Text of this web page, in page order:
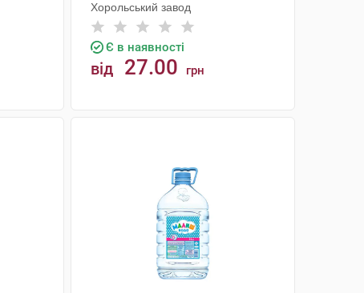
Хорольський завод
Є в наявності
від 27.00 грн